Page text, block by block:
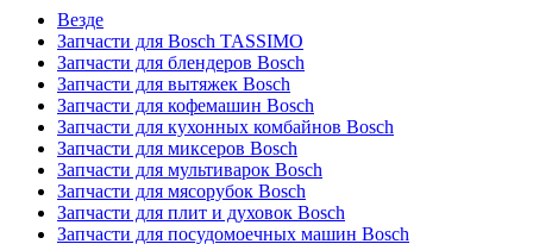
Везде
Запчасти для Bosch TASSIMO
Запчасти для блендеров Bosch
Запчасти для вытяжек Bosch
Запчасти для кофемашин Bosch
Запчасти для кухонных комбайнов Bosch
Запчасти для миксеров Bosch
Запчасти для мультиварок Bosch
Запчасти для мясорубок Bosch
Запчасти для плит и духовок Bosch
Запчасти для посудомоечных машин Bosch